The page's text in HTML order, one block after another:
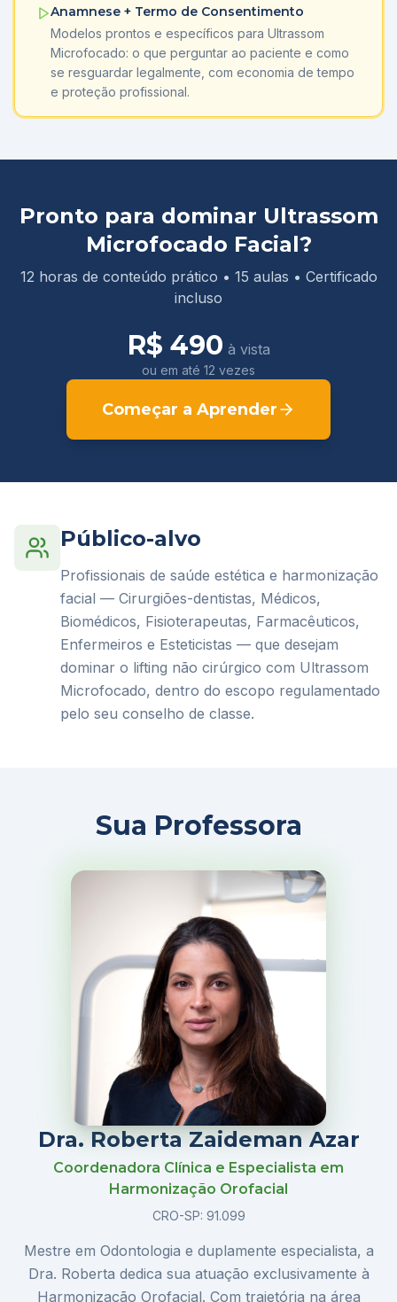
Anamnese + Termo de Consentimento
Modelos prontos e específicos para Ultrassom
Microfocado: o que perguntar ao paciente e como
se resguardar legalmente, com economia de tempo
e proteção profissional.
Pronto para dominar Ultrassom
Microfocado Facial?
12 horas de conteúdo prático • 15 aulas • Certificado
incluso
R$ 490 à vista
ou em até 12 vezes
Começar a Aprender
Público-alvo
Profissionais de saúde estética e harmonização
facial — Cirurgiões-dentistas, Médicos,
Biomédicos, Fisioterapeutas, Farmacêuticos,
Enfermeiros e Esteticistas — que desejam
dominar o lifting não cirúrgico com Ultrassom
Microfocado, dentro do escopo regulamentado
pelo seu conselho de classe.
Sua Professora
Dra. Roberta Zaideman Azar
Coordenadora Clínica e Especialista em
Harmonização Orofacial
CRO-SP: 91.099
Mestre em Odontologia e duplamente especialista, a
Dra. Roberta dedica sua atuação exclusivamente à
Harmonização Orofacial. Com trajetória na área